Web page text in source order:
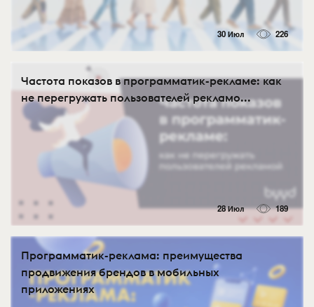
30 Июл 226
Частота показов в программатик-рекламе: как
не перегружать пользователей рекламо...
28 Июл 189
Программатик-реклама: преимущества
продвижения брендов в мобильных
приложениях